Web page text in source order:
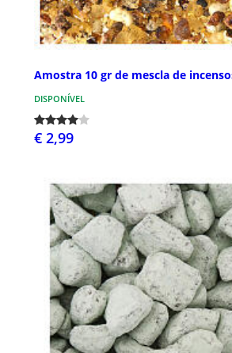
Amostra 10 gr de mescla de
DISPONÍVEL
€ 2,99